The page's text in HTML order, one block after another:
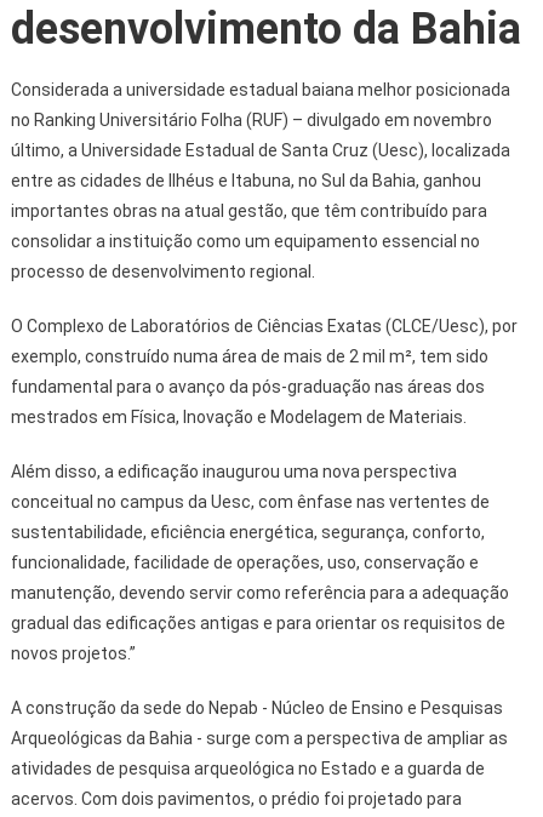
desenvolvimento da Bahia
Considerada a universidade estadual baiana melhor posicionada
no Ranking Universitário Folha (RUF) – divulgado em novembro
último, a Universidade Estadual de Santa Cruz (Uesc), localizada
entre as cidades de Ilhéus e Itabuna, no Sul da Bahia, ganhou
importantes obras na atual gestão, que têm contribuído para
consolidar a instituição como um equipamento essencial no
processo de desenvolvimento regional.
O Complexo de Laboratórios de Ciências Exatas (CLCE/Uesc), por
exemplo, construído numa área de mais de 2 mil m², tem sido
fundamental para o avanço da pós-graduação nas áreas dos
mestrados em Física, Inovação e Modelagem de Materiais.
Além disso, a edificação inaugurou uma nova perspectiva
conceitual no campus da Uesc, com ênfase nas vertentes de
sustentabilidade, eficiência energética, segurança, conforto,
funcionalidade, facilidade de operações, uso, conservação e
manutenção, devendo servir como referência para a adequação
gradual das edificações antigas e para orientar os requisitos de
novos projetos.”
A construção da sede do Nepab - Núcleo de Ensino e Pesquisas
Arqueológicas da Bahia - surge com a perspectiva de ampliar as
atividades de pesquisa arqueológica no Estado e a guarda de
acervos. Com dois pavimentos, o prédio foi projetado para